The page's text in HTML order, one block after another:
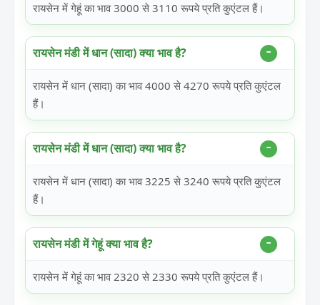
रायसेन में गेहूं का भाव 3000 से 3110 रूपये प्रति कुएंटल हैं।
रायसेन मंडी में धान (सादा) क्या भाव है?
रायसेन में धान (सादा) का भाव 4000 से 4270 रूपये प्रति कुएंटल
हैं।
रायसेन मंडी में धान (सादा) क्या भाव है?
रायसेन में धान (सादा) का भाव 3225 से 3240 रूपये प्रति कुएंटल
हैं।
रायसेन मंडी में गेहूं क्या भाव है?
रायसेन में गेहूं का भाव 2320 से 2330 रूपये प्रति कुएंटल हैं।